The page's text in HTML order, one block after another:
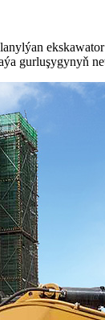
gurluşygynyň